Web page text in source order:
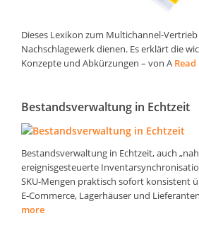
Dieses Lexikon zum Multichannel-
Nachschlagewerk dienen. Es erklärt die
Konzepte und Abkürzungen – von A
Bestandsverwaltung in Echtzeit
Bestandsverwaltung in Echtzeit, auch
ereignisgesteuerte
SKU‑Mengen praktisch sofort konsistent
E‑Commerce, Lagerhäuser und
more